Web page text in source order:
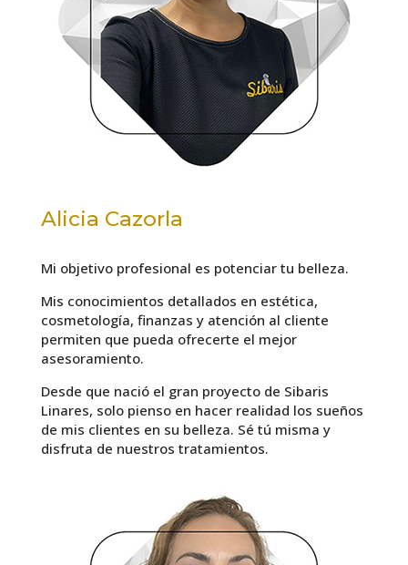
Alicia Cazorla
Mi objetivo profesional es potenciar tu belleza.
Mis conocimientos detallados en estética,
cosmetología, finanzas y atención al cliente
permiten que pueda ofrecerte el mejor
asesoramiento.
Desde que nació el gran proyecto de Sibaris
Linares, solo pienso en hacer realidad los sueños
de mis clientes en su belleza. Sé tú misma y
disfruta de nuestros tratamientos.